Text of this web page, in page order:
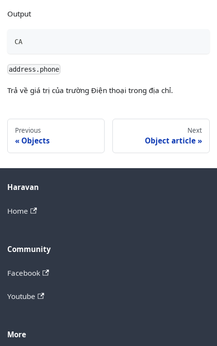
Output
CA
address.phone
Trả về giá trị của trường Điện thoại trong địa chỉ.
Previous
Objects
Next
Object article
Haravan
Home
Community
Facebook
Youtube
More